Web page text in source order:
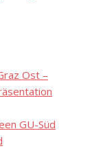
Ost –
GU-Süd